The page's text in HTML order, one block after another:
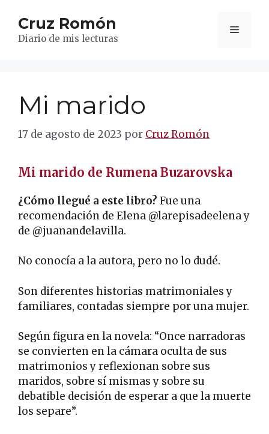
contenido
Cruz Romón
Diario de mis lecturas
Menú
Mi marido
17 de agosto de 2023 por Cruz Romón
Mi marido de Rumena Buzarovska
¿Cómo llegué a este libro? Fue una
recomendación de Elena @larepisadeelena y
de @juanandelavilla.
No conocía a la autora, pero no lo dudé.
Son diferentes historias matrimoniales y
familiares, contadas siempre por una mujer.
Según figura en la novela: “Once narradoras
se convierten en la cámara oculta de sus
matrimonios y reflexionan sobre sus
maridos, sobre sí mismas y sobre su
debatible decisión de esperar a que la muerte
los separe”.